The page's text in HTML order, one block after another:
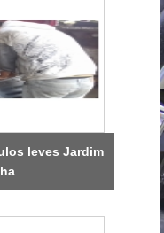
leves Jardim